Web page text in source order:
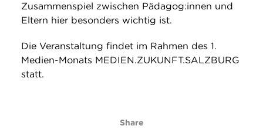
Zusammenspiel zwischen Pädagog:innen und
Eltern hier besonders wichtig ist.
Die Veranstaltung findet im Rahmen des 1.
Medien-Monats MEDIEN.ZUKUNFT.SALZBURG
statt.
Share